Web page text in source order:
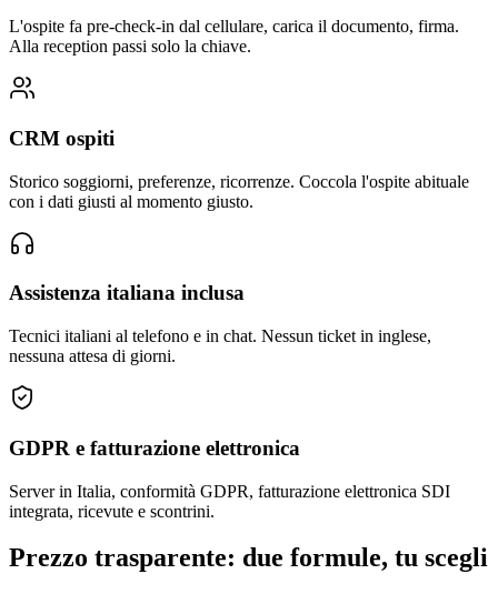
L'ospite fa pre-check-in dal cellulare, carica il documento, firma.
Alla reception passi solo la chiave.
CRM ospiti
Storico soggiorni, preferenze, ricorrenze. Coccola l'ospite abituale
con i dati giusti al momento giusto.
Assistenza italiana inclusa
Tecnici italiani al telefono e in chat. Nessun ticket in inglese,
nessuna attesa di giorni.
GDPR e fatturazione elettronica
Server in Italia, conformità GDPR, fatturazione elettronica SDI
integrata, ricevute e scontrini.
Prezzo trasparente: due formule, tu scegli